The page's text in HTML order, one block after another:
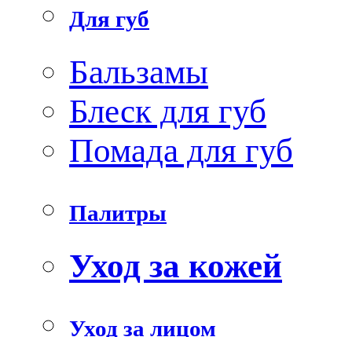
Для губ
Бальзамы
Блеск для губ
Помада для губ
Палитры
Уход за кожей
Уход за лицом